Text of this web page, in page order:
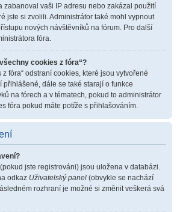
zabanoval vaši IP adresu nebo zakázal použití
jste si zvolili. Administrátor také mohl vypnout
nových návštěvníků na fórum. Pro další
fóra.
cookies z fóra“?
z fóra“ odstraní cookies, které jsou vytvořené
přihlášené, dále se také starají o funkce
na fórech a v tématech, pokud to administrátor
fóra pokud máte potíže s přihlašováním.
jste registrováni) jsou uložena v databázi.
odkaz Uživatelský panel (obvykle se nachází
rozhraní je možné si změnit veškerá svá